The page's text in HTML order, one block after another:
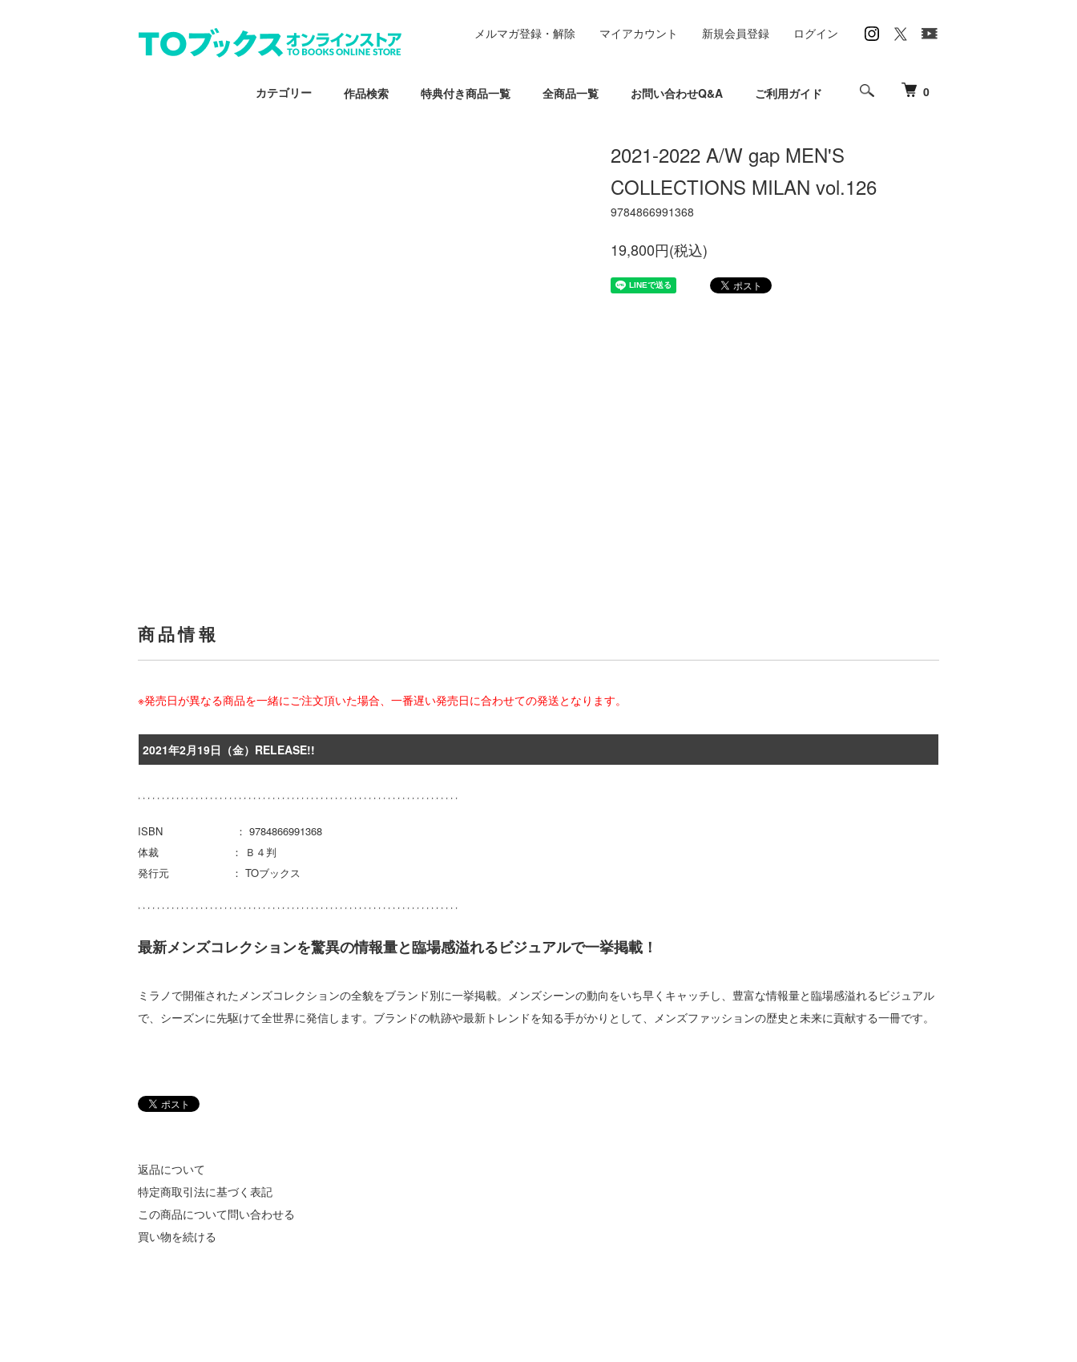
0
カテゴリー 作品検索 特典付き商品一覧 全商品一覧 お問い合わせQ&A ご利用ガイド
メルマガ登録・解除 マイアカウント 新規会員登録 ログイン
2021-2022 A/W gap MEN'S
COLLECTIONS MILAN vol.126
9784866991368
19,800円(税込)
商品情報
※発売日が異なる商品を一緒にご注文頂いた場合、一番遅い発売日に合わせての発送となります。
2021年2月19日（金）RELEASE!!
ISBN ： 9784866991368
体裁 ： Ｂ４判
発行元 ： TOブックス
最新メンズコレクションを驚異の情報量と臨場感溢れるビジュアルで一挙掲載！
ミラノで開催されたメンズコレクションの全貌をブランド別に一挙掲載。メンズシーンの動向をいち早くキャッチし、豊富な情報量と臨場感溢れるビジュアル
で、シーズンに先駆けて全世界に発信します。ブランドの軌跡や最新トレンドを知る手がかりとして、メンズファッションの歴史と未来に貢献する一冊です。
返品について
特定商取引法に基づく表記
この商品について問い合わせる
買い物を続ける